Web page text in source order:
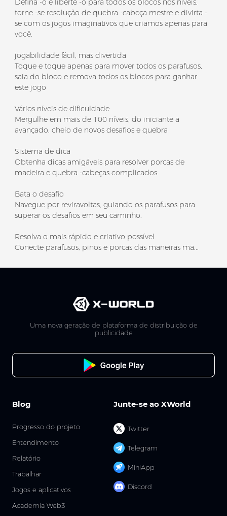
Defina -o e liberte -o para todos os blocos nos níveis,
torne -se resolução de quebra -cabeça mestre e divirta -
se com os jogos imaginativos que criamos apenas para
você.
jogabilidade fácil, mas divertida
Toque e toque apenas para mover todos os parafusos,
saia do bloco e remova todos os blocos para ganhar
este jogo
Vários níveis de dificuldade
Mergulhe em mais de 100 níveis, do iniciante a
avançado, cheio de novos desafios e quebra
Sistema de dica
Obtenha dicas amigáveis ​​para resolver porcas de
madeira e quebra -cabeças complicados
Bata o desafio
Navegue por reviravoltas, guiando os parafusos para
superar os desafios em seu caminho.
Resolva o mais rápido e criativo possível
Conecte parafusos, pinos e porcas das maneiras ma...
Uma nova geração de plataforma de distribuição de
publicidade
Junte-se ao XWorld
Twitter
Telegram
MiniApp
Discord
Blog
Progresso do projeto
Entendimento
Relatório
Trabalhar
Jogos e aplicativos
Academia Web3